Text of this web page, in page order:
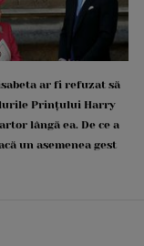
ar fi refuzat să
Prințului Harry
lângă ea. De ce a
un asemenea gest